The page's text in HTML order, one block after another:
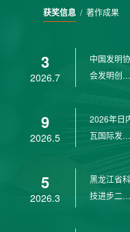
获奖信息/ 著作成果
3
2026.7
中国发明协
会发明创业
9
2026.5
2026年日
瓦国际发明
5
2026.3
黑龙江省科
技进步二等